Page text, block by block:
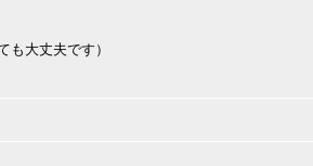
も大丈夫です）